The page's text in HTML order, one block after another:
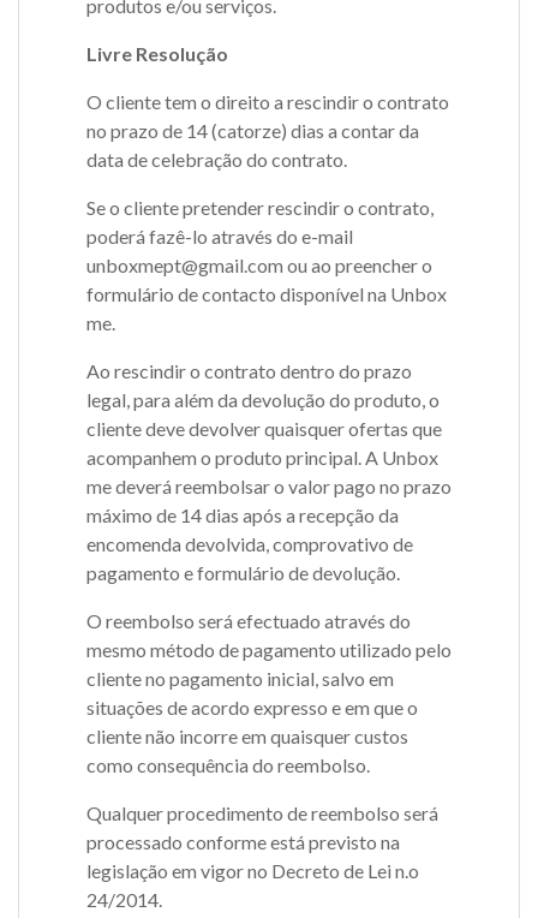
produtos e/ou serviços.
Livre Resolução
O cliente tem o direito a rescindir o contrato
no prazo de 14 (catorze) dias a contar da
data de celebração do contrato.
Se o cliente pretender rescindir o contrato,
poderá fazê-lo através do e-mail
unboxmept@gmail.com ou ao preencher o
formulário de contacto disponível na Unbox
me.
Ao rescindir o contrato dentro do prazo
legal, para além da devolução do produto, o
cliente deve devolver quaisquer ofertas que
acompanhem o produto principal. A Unbox
me deverá reembolsar o valor pago no prazo
máximo de 14 dias após a recepção da
encomenda devolvida, comprovativo de
pagamento e formulário de devolução.
O reembolso será efectuado através do
mesmo método de pagamento utilizado pelo
cliente no pagamento inicial, salvo em
situações de acordo expresso e em que o
cliente não incorre em quaisquer custos
como consequência do reembolso.
Qualquer procedimento de reembolso será
processado conforme está previsto na
legislação em vigor no Decreto de Lei n.o
24/2014.